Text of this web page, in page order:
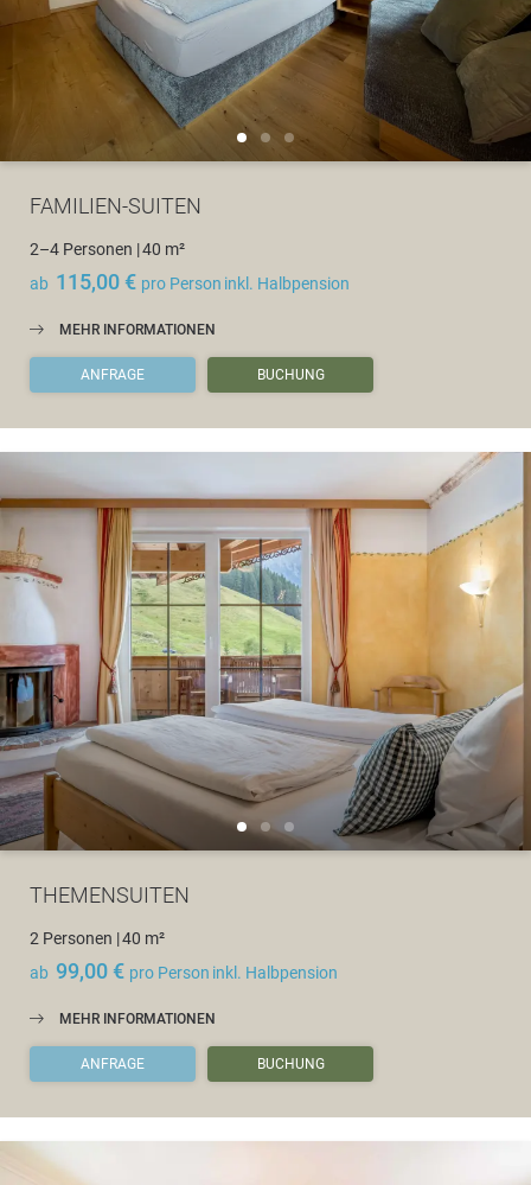
FAMILIEN-SUITEN
2–4 Personen |40 m²
ab 115,00 € pro Person inkl. Halbpension
MEHR INFORMATIONEN
ANFRAGE BUCHUNG
THEMENSUITEN
2 Personen |40 m²
ab 99,00 € pro Person inkl. Halbpension
MEHR INFORMATIONEN
ANFRAGE BUCHUNG